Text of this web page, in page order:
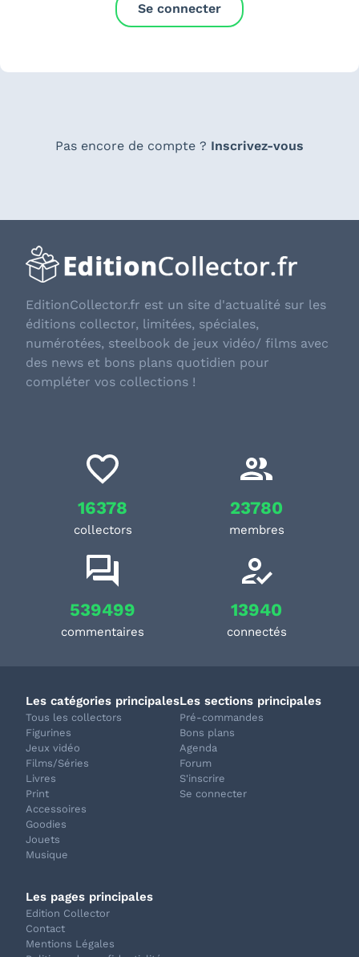
Se connecter
Pas encore de compte ? Inscrivez-vous
EditionCollector.fr est un site d'actualité sur les
éditions collector, limitées, spéciales,
numérotées, steelbook de jeux vidéo/ films avec
des news et bons plans quotidien pour
compléter vos collections !
16378
collectors
23780
membres
539499
commentaires
13940
connectés
Les catégories principales
Tous les collectors
Figurines
Jeux vidéo
Films/Séries
Livres
Print
Accessoires
Goodies
Jouets
Musique
Les sections principales
Pré-commandes
Bons plans
Agenda
Forum
S'inscrire
Se connecter
Les pages principales
Edition Collector
Contact
Mentions Légales